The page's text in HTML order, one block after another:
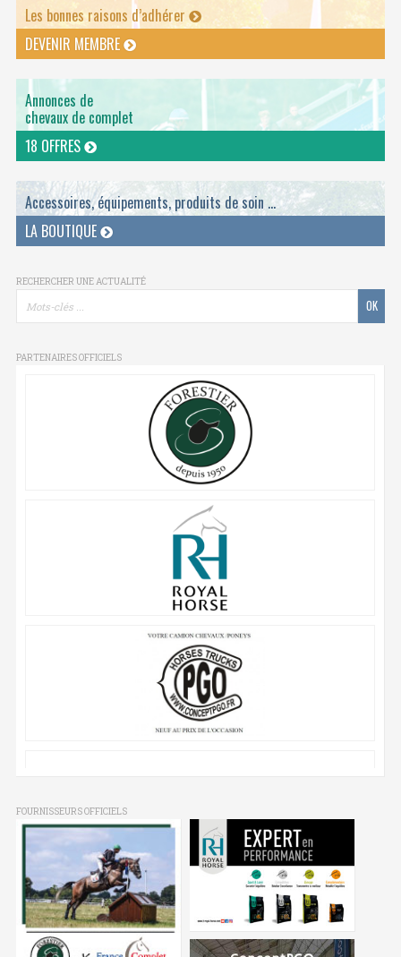
Les bonnes raisons d’adhérer
DEVENIR MEMBRE
Annonces de
chevaux de complet
18 OFFRES
Accessoires, équipements, produits de soin ...
LA BOUTIQUE
RECHERCHER UNE ACTUALITÉ
PARTENAIRES OFFICIELS
FOURNISSEURS OFFICIELS